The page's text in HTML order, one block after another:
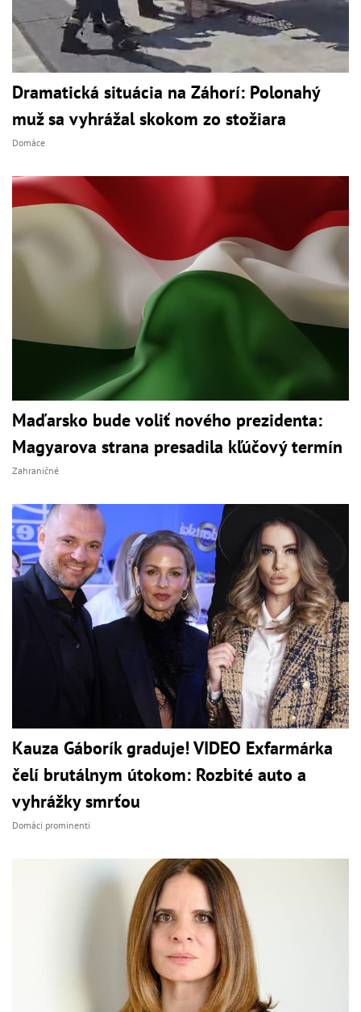
Dramatická situácia na Záhorí: Polonahý
muž sa vyhrážal skokom zo stožiara
Domáce
Maďarsko bude voliť nového prezidenta:
Magyarova strana presadila kľúčový termín
Zahraničné
Kauza Gáborík graduje! VIDEO Exfarmárka
čelí brutálnym útokom: Rozbité auto a
vyhrážky smrťou
Domáci prominenti